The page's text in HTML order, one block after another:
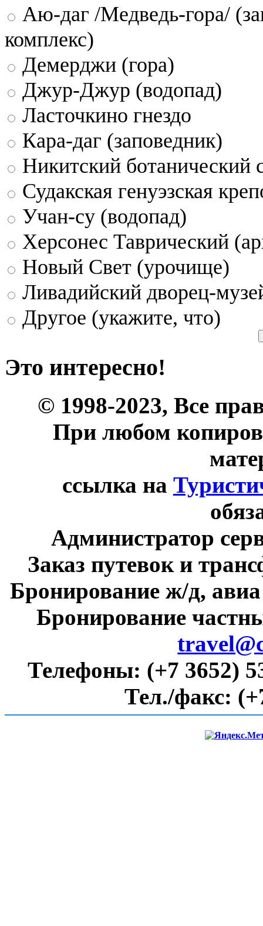
Аю-даг /Медведь-гора/
комплекс)
Демерджи (гора)
Джур-Джур (водопад)
Ласточкино гнездо
Кара-даг (заповедник)
Никитский ботанический
Судакская генуэзская
Учан-су (водопад)
Херсонес Таврический
Новый Свет (урочище)
Ливадийский дворец-
Другое (укажите, что)
Это интересно!
© 1998-2023, Все
При любом
ссылка на
Администратор
Заказ путевок и
Бронирование ж/д,
Бронирование
Телефоны: (+7 3652)
Тел./факс: